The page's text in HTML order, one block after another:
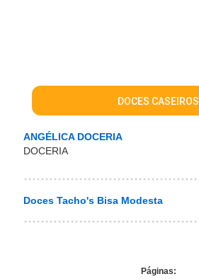
DOCES CASEIROS
ANGÉLICA DOCERIA
DOCERIA
Doces Tacho's Bisa Modesta
Páginas: